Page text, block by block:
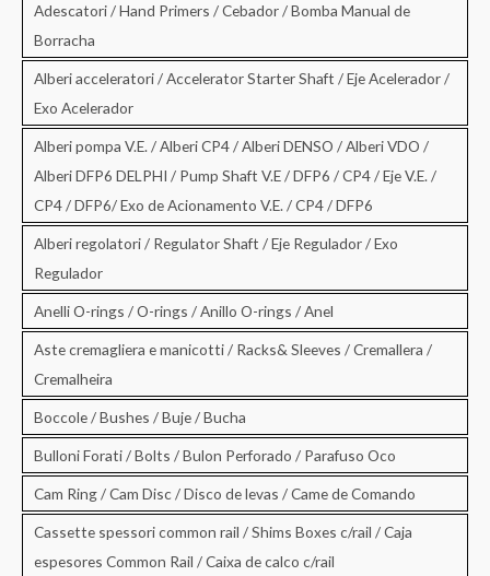
Adescatori / Hand Primers / Cebador / Bomba Manual de
Borracha
Alberi acceleratori / Accelerator Starter Shaft / Eje Acelerador /
Exo Acelerador
Alberi pompa V.E. / Alberi CP4 / Alberi DENSO / Alberi VDO /
Alberi DFP6 DELPHI / Pump Shaft V.E / DFP6 / CP4 / Eje V.E. /
CP4 / DFP6/ Exo de Acionamento V.E. / CP4 / DFP6
Alberi regolatori / Regulator Shaft / Eje Regulador / Exo
Regulador
Anelli O-rings / O-rings / Anillo O-rings / Anel
Aste cremagliera e manicotti / Racks& Sleeves / Cremallera /
Cremalheira
Boccole / Bushes / Buje / Bucha
Bulloni Forati / Bolts / Bulon Perforado / Parafuso Oco
Cam Ring / Cam Disc / Disco de levas / Came de Comando
Cassette spessori common rail / Shims Boxes c/rail / Caja
espesores Common Rail / Caixa de calco c/rail